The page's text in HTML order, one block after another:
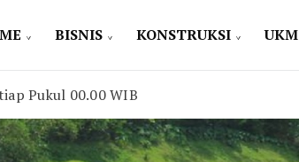
BISNIS KONSTRUKSI UKM
Pukul 00.00 WIB